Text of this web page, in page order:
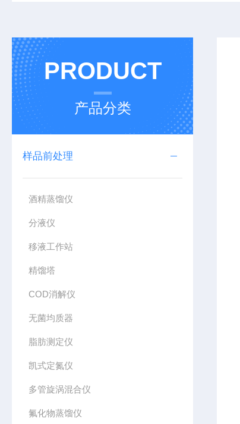
PRODUCT
产品分类
样品前处理
酒精蒸馏仪
分液仪
移液工作站
精馏塔
COD消解仪
无菌均质器
脂肪测定仪
凯式定氮仪
多管旋涡混合仪
氟化物蒸馏仪